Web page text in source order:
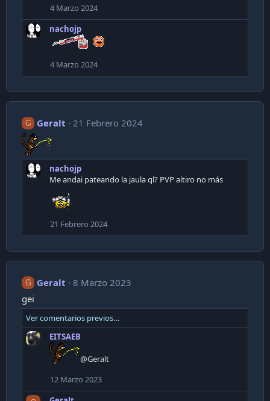
o
n
s
:
4 Marzo 2024
nachojp
4 Marzo 2024
G Geralt 21 Febrero 2024
nachojp
Me andai pateando la jaula ql? PVP altiro no más
21 Febrero 2024
G Geralt
8 Marzo 2023
gei
Ver comentarios previos…
EITSAEB
@Geralt
12 Marzo 2023